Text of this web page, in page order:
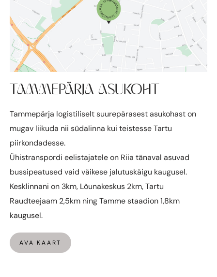
TAMMEPÄRJA ASUKOHT
Tammepärja logistiliselt suurepärasest asukohast on
mugav liikuda nii südalinna kui teistesse Tartu
piirkondadesse.
Ühistranspordi eelistajatele on Riia tänaval asuvad
bussipeatused vaid väikese jalutuskäigu kaugusel.
Kesklinnani on 3km, Lõunakeskus 2km, Tartu
Raudteejaam 2,5km ning Tamme staadion 1,8km
kaugusel.
AVA KAART